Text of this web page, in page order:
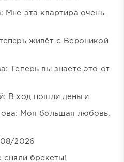
Мне эта квартира очень
живёт с Вероникой
Теперь вы знаете это от
В ход пошли деньги
Моя большая любовь,
2026
сняли брекеты!